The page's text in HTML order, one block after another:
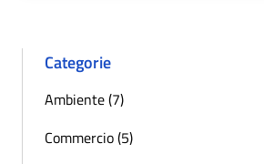
Categorie
Ambiente (7)
Commercio (5)